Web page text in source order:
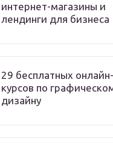
интернет-магазины и
лендинги для бизнеса
29 бесплатных онлайн-
курсов по
дизайну